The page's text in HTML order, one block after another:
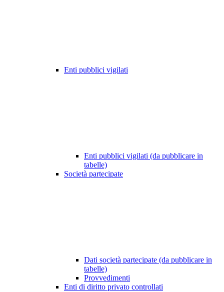
Enti pubblici vigilati
Enti pubblici vigilati (da pubblicare in
tabelle)
Società partecipate
Dati società partecipate (da pubblicare in
tabelle)
Provvedimenti
Enti di diritto privato controllati